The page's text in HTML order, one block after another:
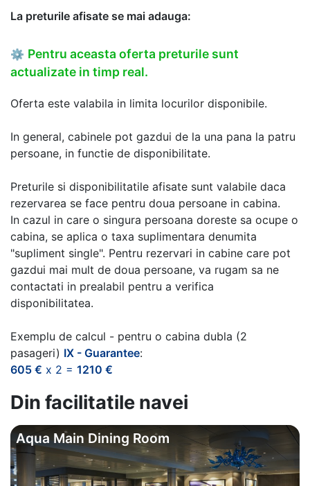
La preturile afisate se mai adauga:
⚙ Pentru aceasta oferta preturile sunt
actualizate in timp real.
Oferta este valabila in limita locurilor disponibile.
In general, cabinele pot gazdui de la una pana la patru
persoane, in functie de disponibilitate.
Preturile si disponibilitatile afisate sunt valabile daca
rezervarea se face pentru doua persoane in cabina.
In cazul in care o singura persoana doreste sa ocupe o
cabina, se aplica o taxa suplimentara denumita
"supliment single". Pentru rezervari in cabine care pot
gazdui mai mult de doua persoane, va rugam sa ne
contactati in prealabil pentru a verifica
disponibilitatea.
Exemplu de calcul - pentru o cabina dubla (2
pasageri) IX - Guarantee:
605 € x 2 = 1210 €
Din facilitatile navei
Aqua Main Dining Room